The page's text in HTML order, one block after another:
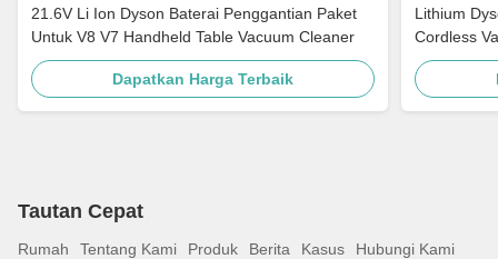
21.6V Li Ion Dyson Baterai Penggantian Paket
Untuk V8 V7 Handheld Table Vacuum Cleaner
Dapatkan Harga Terbaik
Lithium
Cordless
Tautan Cepat
Rumah Tentang Kami Produk Berita Kasus Hubungi Kami